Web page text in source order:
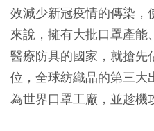
效減少新冠疫情的傳染，
來說，擁有大批口罩產
醫療防具的國家，就搶先
位，全球紡織品的第三大
為世界口罩工廠，並趁機